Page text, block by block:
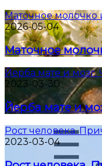
Маточное молочко
2026-05-04
Маточное
Йерба мате и мозг.
2023-03-30
Йерба мате и
Рост человека.
2023-03-04